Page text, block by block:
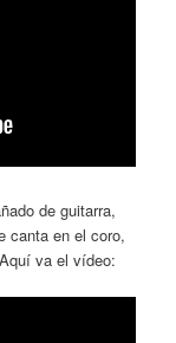
de guitarra,
canta en el coro,
va el vídeo: